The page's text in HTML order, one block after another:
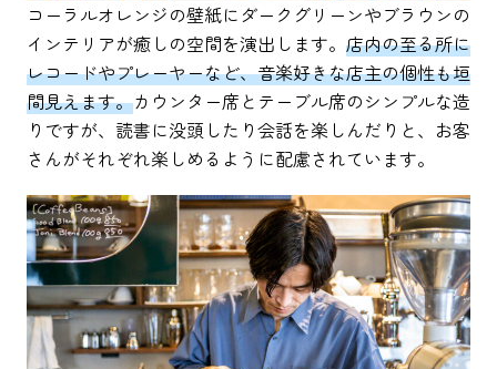
コーラルオレンジの壁紙にダークグリーンやブラウンの
インテリアが癒しの空間を演出します。 店内の至る所に
レコードやプレーヤーなど、音楽好きな店主の個性も垣
間見えます。カウンター席とテーブル席のシンプルな造
りですが、読書に没頭したり会話を楽しんだりと、お客
さんがそれぞれ楽しめるように配慮されています。